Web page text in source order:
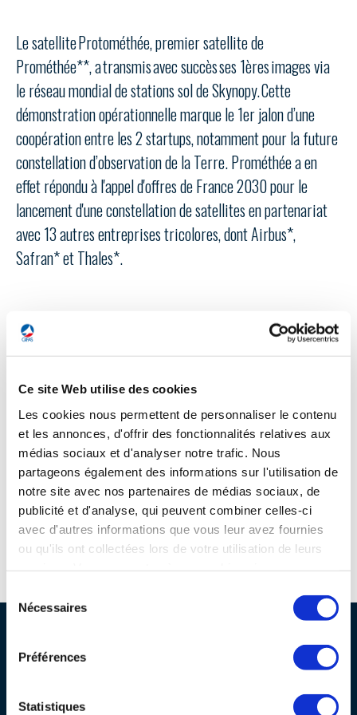
Ce site Web utilise des cookies
Les cookies nous permettent de personnaliser le contenu
et les annonces, d'offrir des fonctionnalités relatives aux
médias sociaux et d'analyser notre trafic. Nous
partageons également des informations sur l'utilisation de
notre site avec nos partenaires de médias sociaux, de
publicité et d'analyse, qui peuvent combiner celles-ci
avec d'autres informations que vous leur avez fournies
ou qu'ils ont collectées lors de votre utilisation de leurs
Nécessaires
Préférences
Statistiques
PRÉSENTATION
NOTRE VISION
NOS MISSIONS
NOTRE HISTOIRE
ORGANISATION
LE CONSEIL DU GIFAS
L’ÉQUIPE DU GIFAS
NOS RÉSEAUX À L'INTERNATIONAL
FONCTIONNEMENT
GEADS
ACCOMPAGNEMENT DE NOS ADHÉRENTS
LA MÉDIATION DANS LA FILIÈRE AÉRONAUTIQUE ET SPATIALE
LE MÉDIATEUR DE LA FILIÈRE AÉRONAUTIQUE ET SPATIALE
MÉDIATION ET CHARTE D’ENGAGEMENT SUR LES RELATIONS ENTRE
CLIENTS ET FOURNISSEURS
LA MÉDIATION AU-DELÀ DE LA FILIÈRE AÉRONAUTIQUE ET SPATIALE
PRENDRE CONTACT AVEC LE MÉDIATEUR DE LA FILIÈRE
LE SALON DU BOURGET
L'OBSERVATOIRE
CHIFFRES CLÉS
LES ENJEUX
COMPÉTITIVITÉ
EMPLOI & FORMATION
LES PUBLICATIONS
DOCUMENTS & BROCHURES
RAPPORTS D'ACTIVITÉS
Le satellite Protométhée, premier satellite de
Prométhée**, a transmis avec succès ses 1ères images via
le réseau mondial de stations sol de Skynopy. Cette
démonstration opérationnelle marque le 1er jalon d’une
coopération entre les 2 startups, notamment pour la future
constellation d’observation de la Terre. Prométhée a en
effet répondu à l'appel d'offres de France 2030 pour le
lancement d'une constellation de satellites en partenariat
avec 13 autres entreprises tricolores, dont Airbus*,
Safran* et Thales*.
Site connexes et partenaires
Espace d'orientation référent des métiers autour de l'avion
Rejoignez une filière d’excellence et développez
votre réseau au sein d’un écosystème intégré et
cohérent
Rencontres, salons, données sectorielles,
programmes ...
DEMANDE D’ADHÉSION